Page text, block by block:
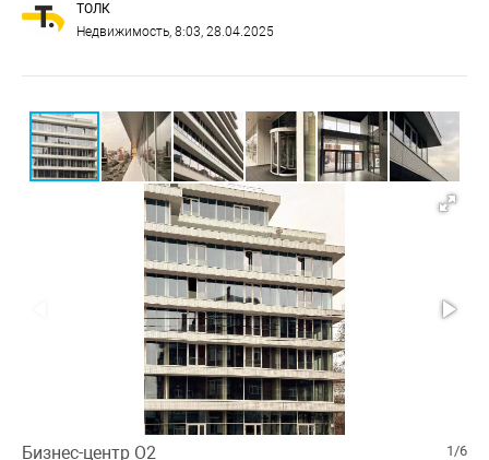
ТОЛК
Недвижимость, 8:03, 28.04.2025
1/6
Бизнес-центр О2